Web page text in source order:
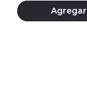
Agregar